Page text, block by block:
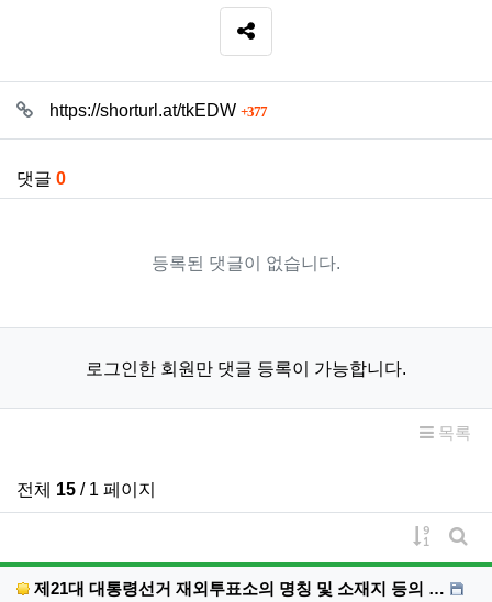
SNS 공유
관련자료
https://shorturl.at/tkEDW 377회 연결
댓글 0
등록된 댓글이 없습니다.
로그인한 회원만 댓글 등록이 가능합니다.
목록
전체 15 / 1 페이지
게시물
게
제21대 대통령선거 재외투표소의 명칭 및 소재지 등의 …